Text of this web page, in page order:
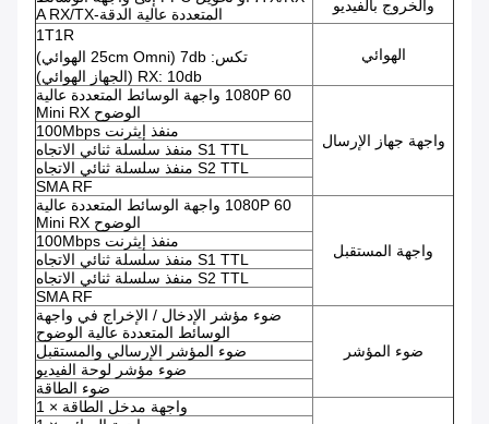
والخروج بالفيديو
المتعددة عالية الدقة-A RX/TX
الهوائي
1T1R
تكس: 7db (25cm Omni الهوائي)
RX: 10db (الجهاز الهوائي)
واجهة جهاز الإرسال
1080P 60 واجهة الوسائط المتعددة عالية
الوضوح Mini RX
منفذ إيثرنت 100Mbps
S1 TTL منفذ سلسلة ثنائي الاتجاه
S2 TTL منفذ سلسلة ثنائي الاتجاه
SMA RF
واجهة المستقبل
1080P 60 واجهة الوسائط المتعددة عالية
الوضوح Mini RX
منفذ إيثرنت 100Mbps
S1 TTL منفذ سلسلة ثنائي الاتجاه
S2 TTL منفذ سلسلة ثنائي الاتجاه
SMA RF
ضوء المؤشر
ضوء مؤشر الإدخال / الإخراج في واجهة
الوسائط المتعددة عالية الوضوح
ضوء المؤشر الإرسالي والمستقبل
ضوء مؤشر لوحة الفيديو
ضوء الطاقة
واجهة مدخل الطاقة × 1